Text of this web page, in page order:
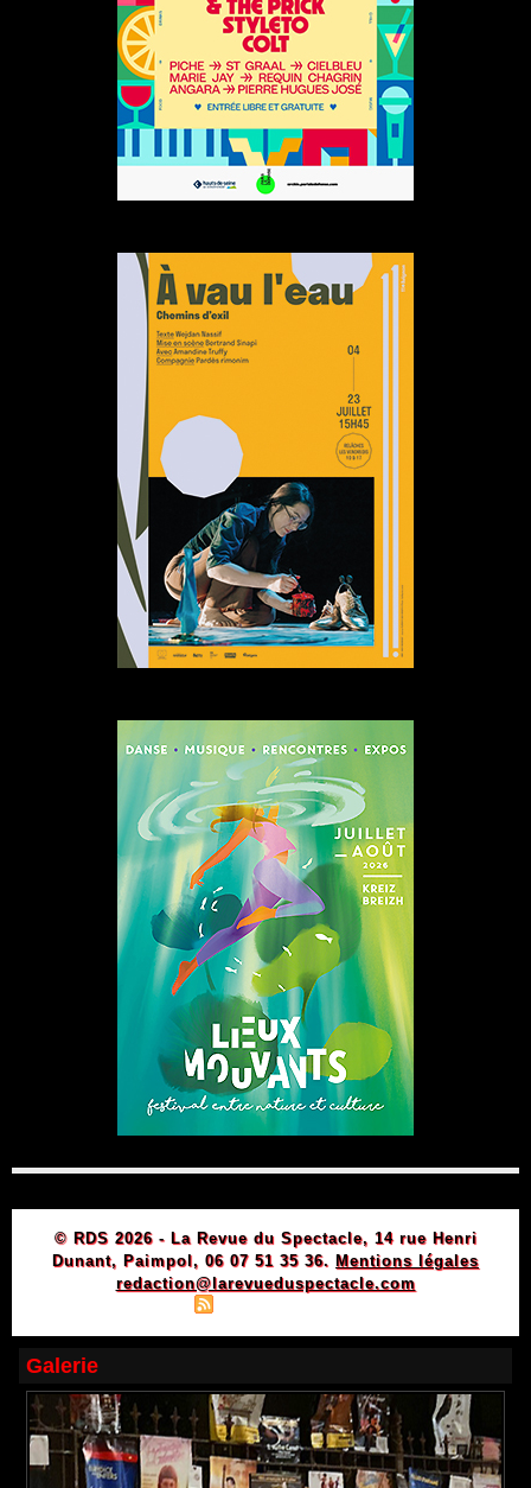
© RDS 2026 - La Revue du Spectacle, 14 rue Henri
Dunant, Paimpol, 06 07 51 35 36. Mentions légales
redaction@larevueduspectacle.com
Galerie